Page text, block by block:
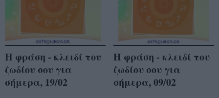
Η φράση - κλειδί του
ζωδίου σου για
σήμερα, 19/02
Η φράση - κλειδί του
ζωδίου σου για
σήμερα, 09/02